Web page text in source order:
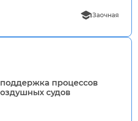
Заочная
процессов
судов